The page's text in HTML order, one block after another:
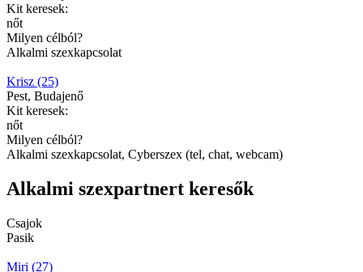
Kit keresek:
nőt
Milyen célból?
Alkalmi szexkapcsolat
Krisz (25)
Pest, Budajenő
Kit keresek:
nőt
Milyen célból?
Alkalmi szexkapcsolat, Cyberszex (tel, chat, webcam)
Alkalmi szexpartnert keresők
Csajok
Pasik
Miri (27)